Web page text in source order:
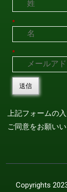
*
*
送信
上記フォームの入
ご同意をお願いい
Copyrights